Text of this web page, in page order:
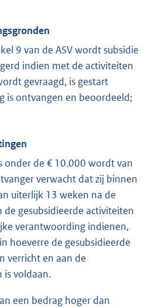
9 van de ASV wordt subsidie
indien met de activiteiten
gevraagd, is gestart
is ontvangen en beoordeeld;
onder de € 10.000 wordt van
verwacht dat zij binnen
uiterlijk 13 weken na de
de gesubsidieerde activiteiten
verantwoording indienen,
hoeverre de gesubsidieerde
verricht en aan de
is voldaan.
een bedrag hoger dan